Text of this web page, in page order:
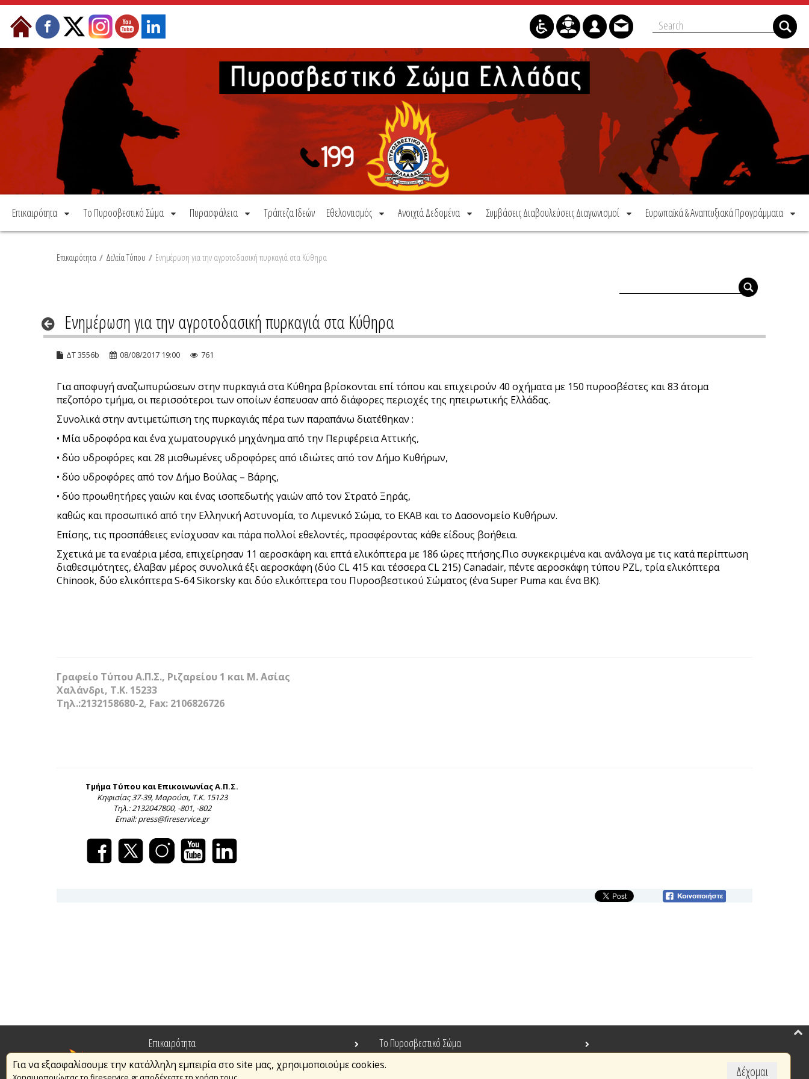
Μετάβαση στο περιεχόμενο
Επικαιρότητα Το Πυροσβεστικό Σώμα Πυρασφάλεια Τράπεζα Ιδεών Εθελοντισμός Ανοιχτά Δεδομένα Συμβάσεις Διαβουλεύσεις Διαγωνισμοί Ευρωπαϊκά & Αναπτυξιακά Προγράμματα
Επικαιρότητα / Δελτία Τύπου / Ενημέρωση για την αγροτοδασική πυρκαγιά στα Κύθηρα
Ενημέρωση για την αγροτοδασική πυρκαγιά στα Κύθηρα
ΔΤ 3556b 08/08/2017 19:00 761
Για αποφυγή αναζωπυρώσεων στην πυρκαγιά στα Κύθηρα βρίσκονται επί τόπου και επιχειρούν 40 οχήματα με 150 πυροσβέστες και 83 άτομα
πεζοπόρο τμήμα, οι περισσότεροι των οποίων έσπευσαν από διάφορες περιοχές της ηπειρωτικής Ελλάδας.
Συνολικά στην αντιμετώπιση της πυρκαγιάς πέρα των παραπάνω διατέθηκαν :
• Μία υδροφόρα και ένα χωματουργικό μηχάνημα από την Περιφέρεια Αττικής,
• δύο υδροφόρες και 28 μισθωμένες υδροφόρες από ιδιώτες από τον Δήμο Κυθήρων,
• δύο υδροφόρες από τον Δήμο Βούλας – Βάρης,
• δύο προωθητήρες γαιών και ένας ισοπεδωτής γαιών από τον Στρατό Ξηράς,
καθώς και προσωπικό από την Ελληνική Αστυνομία, το Λιμενικό Σώμα, το ΕΚΑΒ και το Δασονομείο Κυθήρων.
Επίσης, τις προσπάθειες ενίσχυσαν και πάρα πολλοί εθελοντές, προσφέροντας κάθε είδους βοήθεια.
Σχετικά με τα εναέρια μέσα, επιχείρησαν 11 αεροσκάφη και επτά ελικόπτερα με 186 ώρες πτήσης.Πιο συγκεκριμένα και ανάλογα με τις κατά περίπτωση
διαθεσιμότητες, έλαβαν μέρος συνολικά έξι αεροσκάφη (δύο CL 415 και τέσσερα CL 215) Canadair, πέντε αεροσκάφη τύπου PZL, τρία ελικόπτερα
Chinook, δύο ελικόπτερα S-64 Sikorsky και δύο ελικόπτερα του Πυροσβεστικού Σώματος (ένα Super Puma και ένα BK).
Γραφείο Τύπου Α.Π.Σ., Ριζαρείου 1 και Μ. Ασίας
Χαλάνδρι, Τ.Κ. 15233
Τηλ.:2132158680-2, Fax: 2106826726
Τμήμα Τύπου και Επικοινωνίας Α.Π.Σ.
Κηφισίας 37-39, Μαρούσι, Τ.Κ. 15123
Τηλ.: 2132047800, -801, -802
Email: press@fireservice.gr
Δέχομαι
Για να εξασφαλίσουμε την κατάλληλη εμπειρία στο site μας, χρησιμοποιούμε cookies.
Επικαιρότητα
Το Πυροσβεστικό Σώμα
Πυρασφάλεια
Τράπεζα Ιδεών